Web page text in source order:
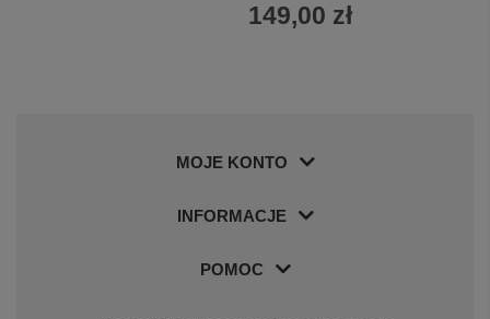
149,00 zł
MOJE KONTO
INFORMACJE
POMOC